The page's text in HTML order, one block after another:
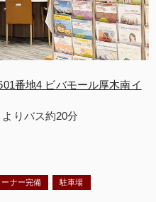
番地4 ビバモール厚木南イ
りバス約20分
ーナー完備 駐車場